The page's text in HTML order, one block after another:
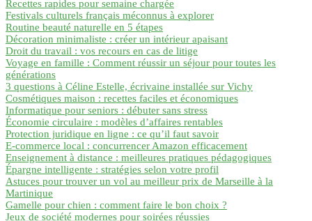
Recettes rapides pour semaine chargée
Festivals culturels français méconnus à explorer
Routine beauté naturelle en 5 étapes
Décoration minimaliste : créer un intérieur apaisant
Droit du travail : vos recours en cas de litige
Voyage en famille : Comment réussir un séjour pour toutes les
générations
3 questions à Céline Estelle, écrivaine installée sur Vichy
Cosmétiques maison : recettes faciles et économiques
Informatique pour seniors : débuter sans stress
Économie circulaire : modèles d’affaires rentables
Protection juridique en ligne : ce qu’il faut savoir
E-commerce local : concurrencer Amazon efficacement
Enseignement à distance : meilleures pratiques pédagogiques
Épargne intelligente : stratégies selon votre profil
Astuces pour trouver un vol au meilleur prix de Marseille à la
Martinique
Gamelle pour chien : comment faire le bon choix ?
Jeux de société modernes pour soirées réussies